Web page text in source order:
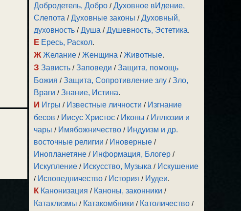
Добродетель, Добро /Духовное вИдение,
Слепота /Духовные законы /Духовный,
духовность /Душа /Душевность, Эстетика.
Е Ересь, Раскол.
Ж Желание /Женщина /Животные.
З Зависть /Заповеди /Защита, помощь
Божия /Защита, Сопротивление злу /Зло,
Враги /Знание, Истина.
И Игры / Известные личности / Изгнание
бесов / Иисус Христос / Иконы / Иллюзии и
чары / Имябожничество / Индуизм и др.
восточные религии / Иноверные /
Инопланетяне / Информация, Блогер /
Искупление / Искусство, Музыка / Искушение
/ Исповедничество / История / Иудеи.
К Канонизация / Каноны, законники /
Катаклизмы / Катакомбники / Католичество /